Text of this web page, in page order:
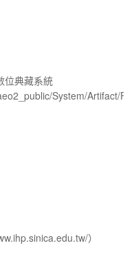
位典藏系統
System/Artifact/
）